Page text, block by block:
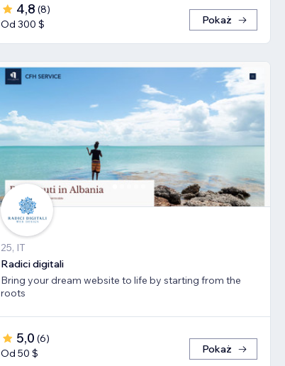
4,8 (8)
Od 300 $
Pokaż
25, IT
Radici digitali
Bring your dream website to life by starting from the
roots
5,0 (6)
Od 50 $
Pokaż